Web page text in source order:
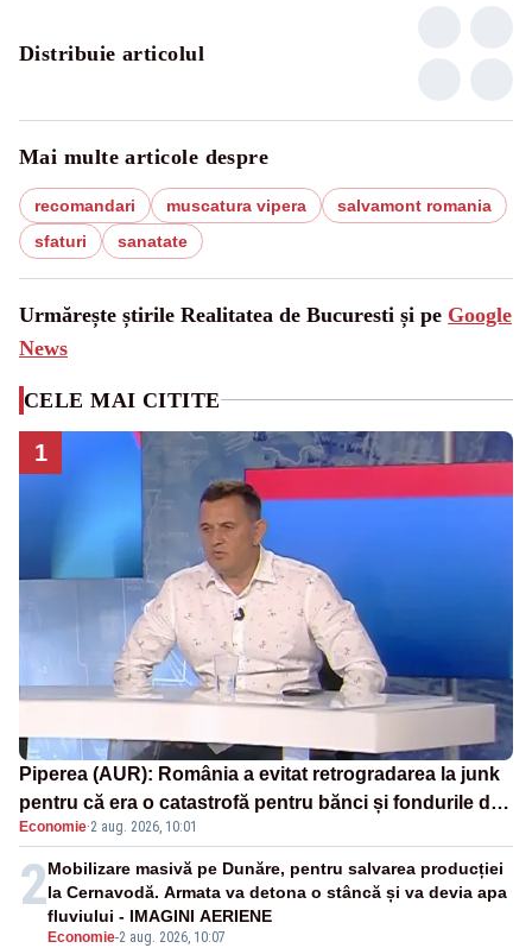
Distribuie articolul
Mai multe articole despre
recomandari muscatura vipera
salvamont romania
sfaturi
sanatate
Urmărește știrile Realitatea de Bucuresti și pe Google
News
CELE MAI CITITE
1
Piperea (AUR): România a evitat retrogradarea la junk
pentru că era o catastrofă pentru bănci și fondurile de
pensii
Economie·2 aug. 2026, 10:01
2
Economie-2 aug. 2026, 10:07
Mobilizare masivă pe Dunăre, pentru salvarea producției
la Cernavodă. Armata va detona o stâncă și va devia apa
fluviului - IMAGINI AERIENE